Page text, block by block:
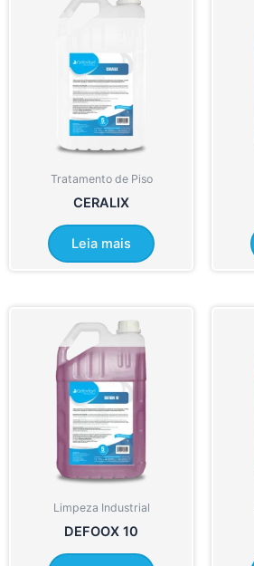
Tratamento de Piso
CERALIX
Leia mais
Limpeza Industrial
DEFOOX 10